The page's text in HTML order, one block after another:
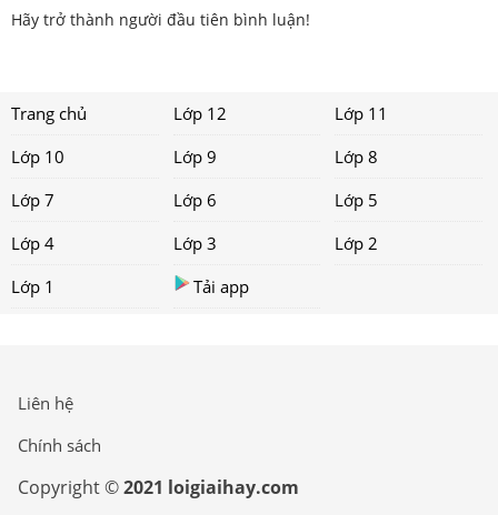
Hãy trở thành người đầu tiên bình luận!
Trang chủ Lớp 12
Lớp 11
Lớp 10
Lớp 9
Lớp 8
Lớp 7
Lớp 6
Lớp 5
Lớp 4
Lớp 3
Lớp 2
Lớp 1
Tải app
Liên hệ
Chính sách
Copyright ©2021 loigiaihay.com